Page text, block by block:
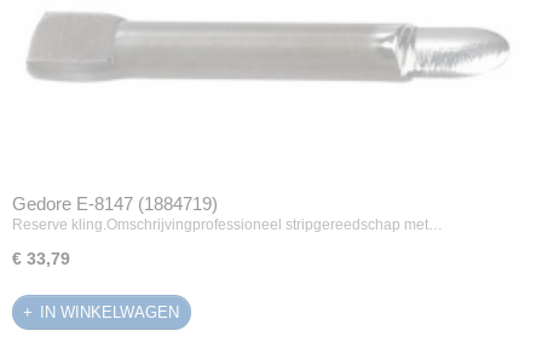
Gedore E-8147 (1884719)
Reserve kling.Omschrijvingprofessioneel stripgereedschap met…
€ 33,79
IN WINKELWAGEN